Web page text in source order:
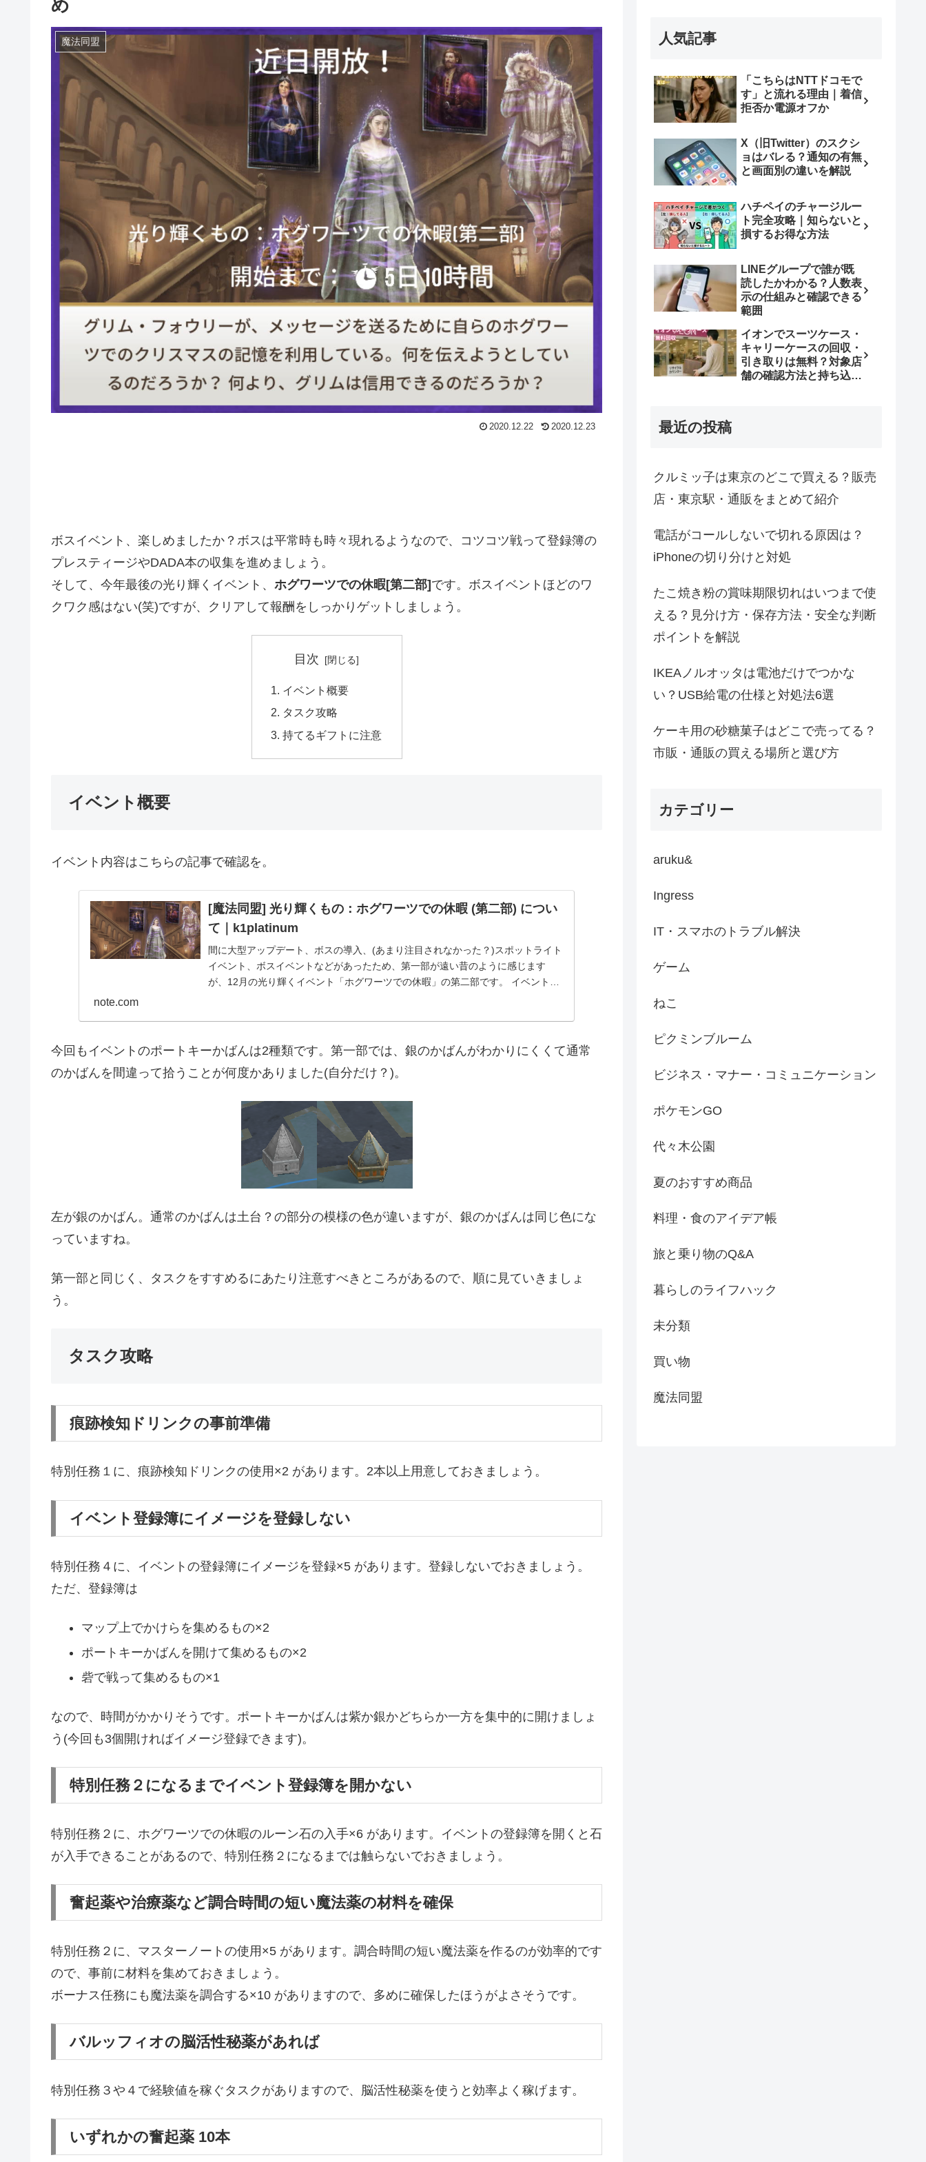
め
魔法同盟
2020.12.22 2020.12.23
ボスイベント、楽しめましたか？ボスは平常時も時々現れるようなので、コツコツ戦って登録簿の
プレスティージやDADA本の収集を進めましょう。
そして、今年最後の光り輝くイベント、 ホグワーツでの休暇[第二部]です。ボスイベントほどのワ
クワク感はない(笑)ですが、クリアして報酬をしっかりゲットしましょう。
目次
イベント概要
タスク攻略
持てるギフトに注意
イベント概要
イベント内容はこちらの記事で確認を。
[魔法同盟] 光り輝くもの：ホグワーツでの休暇 (第二部) につい
て｜k1platinum
間に大型アップデート、ボスの導入、(あまり注目されなかった？)スポットライト
イベント、ボスイベントなどがあったため、第一部が遠い昔のように感じます
が、12月の光り輝くイベント「ホグワーツでの休暇」の第二部です。 イベントの
note.com
今回もイベントのポートキーかばんは2種類です。第一部では、銀のかばんがわかりにくくて通常
のかばんを間違って拾うことが何度かありました(自分だけ？)。
左が銀のかばん。通常のかばんは土台？の部分の模様の色が違いますが、銀のかばんは同じ色にな
っていますね。
第一部と同じく、タスクをすすめるにあたり注意すべきところがあるので、順に見ていきましょ
う。
タスク攻略
痕跡検知ドリンクの事前準備
特別任務１に、痕跡検知ドリンクの使用×2 があります。2本以上用意しておきましょう。
イベント登録簿にイメージを登録しない
特別任務４に、イベントの登録簿にイメージを登録×5 があります。登録しないでおきましょう。
ただ、登録簿は
マップ上でかけらを集めるもの×2
ポートキーかばんを開けて集めるもの×2
砦で戦って集めるもの×1
なので、時間がかかりそうです。ポートキーかばんは紫か銀かどちらか一方を集中的に開けましょ
う(今回も3個開ければイメージ登録できます)。
特別任務２になるまでイベント登録簿を開かない
特別任務２に、ホグワーツでの休暇のルーン石の入手×6 があります。イベントの登録簿を開くと石
が入手できることがあるので、特別任務２になるまでは触らないでおきましょう。
奮起薬や治療薬など調合時間の短い魔法薬の材料を確保
特別任務２に、マスターノートの使用×5 があります。調合時間の短い魔法薬を作るのが効率的です
ので、事前に材料を集めておきましょう。
ボーナス任務にも魔法薬を調合する×10 がありますので、多めに確保したほうがよさそうです。
バルッフィオの脳活性秘薬があれば
特別任務３や４で経験値を稼ぐタスクがありますので、脳活性秘薬を使うと効率よく稼げます。
いずれかの奮起薬 10本
人気記事
「こちらはNTTドコモで
す」と流れる理由｜着信
拒否か電源オフか
X（旧Twitter）のスクシ
ョはバレる？通知の有無
と画面別の違いを解説
ハチペイのチャージルー
ト完全攻略｜知らないと
損するお得な方法
LINEグループで誰が既
読したかわかる？人数表
示の仕組みと確認できる
範囲
イオンでスーツケース・
キャリーケースの回収・
引き取りは無料？対象店
舗の確認方法と持ち込み
最近の投稿
クルミッ子は東京のどこで買える？販売
店・東京駅・通販をまとめて紹介
電話がコールしないで切れる原因は？
iPhoneの切り分けと対処
たこ焼き粉の賞味期限切れはいつまで使
える？見分け方・保存方法・安全な判断
ポイントを解説
IKEAノルオッタは電池だけでつかな
い？USB給電の仕様と対処法6選
ケーキ用の砂糖菓子はどこで売ってる？
市販・通販の買える場所と選び方
カテゴリー
aruku&
Ingress
IT・スマホのトラブル解決
ゲーム
ねこ
ピクミンブルーム
ビジネス・マナー・コミュニケーション
ポケモンGO
代々木公園
夏のおすすめ商品
料理・食のアイデア帳
旅と乗り物のQ&A
暮らしのライフハック
未分類
買い物
魔法同盟